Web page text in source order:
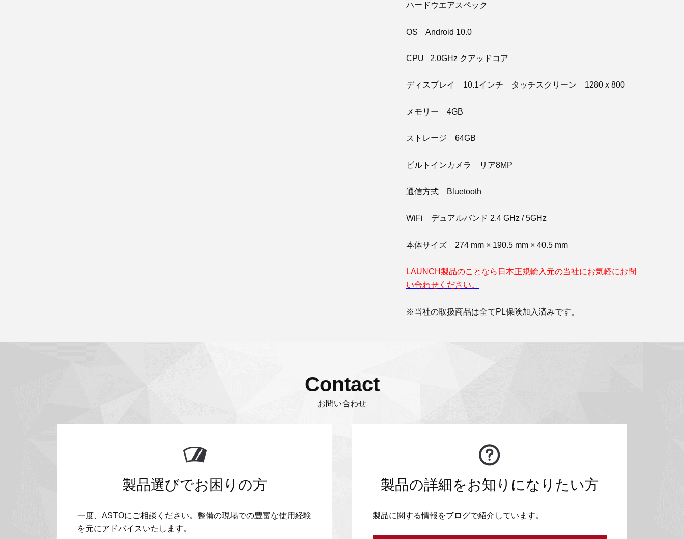
ハードウエアスペック
OS Android 10.0
CPU 2.0GHz クアッドコア
ディスプレイ 10.1インチ タッチスクリーン 1280 x 800
メモリー 4GB
ストレージ 64GB
ビルトインカメラ リア8MP
通信方式 Bluetooth
WiFi デュアルバンド 2.4 GHz / 5GHz
本体サイズ 274 mm × 190.5 mm × 40.5 mm
LAUNCH製品のことなら日本正規輸入元の当社にお気軽にお問
い合わせください。
※当社の取扱商品は全てPL保険加入済みです。
Contact
お問い合わせ
製品選びでお困りの方
一度、ASTOにご相談ください。整備の現場での豊富な使用経験
を元にアドバイスいたします。
製品の詳細をお知りになりたい方
製品に関する情報をブログで紹介しています。